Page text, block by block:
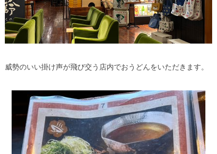
威勢のいい掛け声が飛び交う店内でおうどんをいただきます。